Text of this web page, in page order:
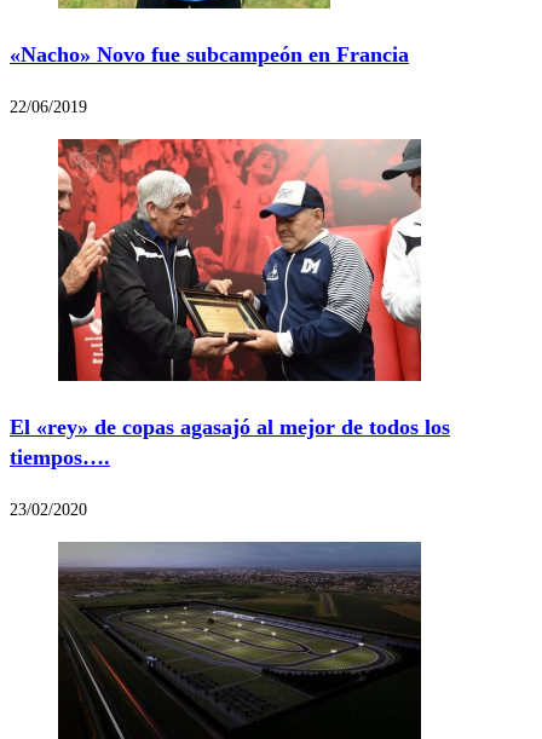
«Nacho» Novo fue subcampeón en Francia
22/06/2019
El «rey» de copas agasajó al mejor de todos los
tiempos….
23/02/2020